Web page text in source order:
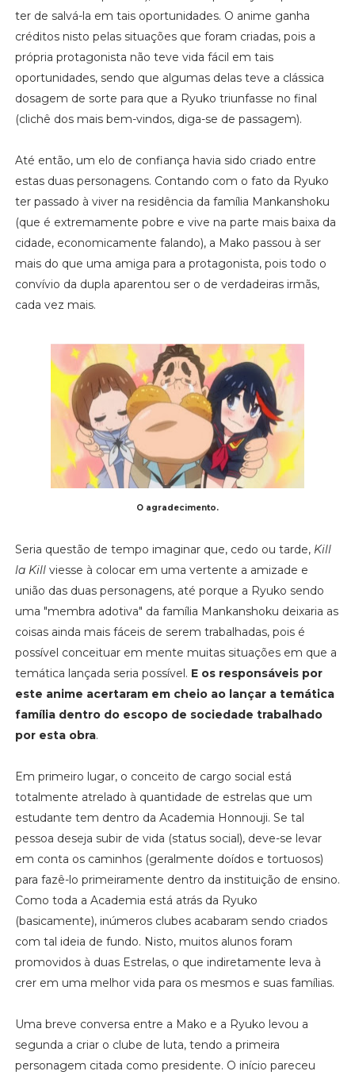
ter de salvá-la em tais oportunidades. O anime ganha
créditos nisto pelas situações que foram criadas, pois a
própria protagonista não teve vida fácil em tais
oportunidades, sendo que algumas delas teve a clássica
dosagem de sorte para que a Ryuko triunfasse no final
(clichê dos mais bem-vindos, diga-se de passagem).
Até então, um elo de confiança havia sido criado entre
estas duas personagens. Contando com o fato da Ryuko
ter passado à viver na residência da família Mankanshoku
(que é extremamente pobre e vive na parte mais baixa da
cidade, economicamente falando), a Mako passou à ser
mais do que uma amiga para a protagonista, pois todo o
convívio da dupla aparentou ser o de verdadeiras irmãs,
cada vez mais.
O agradecimento.
Seria questão de tempo imaginar que, cedo ou tarde, Kill
la Killviesse à colocar em uma vertente a amizade e
união das duas personagens, até porque a Ryuko sendo
uma "membra adotiva" da família Mankanshoku deixaria as
coisas ainda mais fáceis de serem trabalhadas, pois é
possível conceituar em mente muitas situações em que a
temática lançada seria possível. E os responsáveis por
este anime acertaram em cheio ao lançar a temática
família dentro do escopo de sociedade trabalhado
por esta obra.
Em primeiro lugar, o conceito de cargo social está
totalmente atrelado à quantidade de estrelas que um
estudante tem dentro da Academia Honnouji. Se tal
pessoa deseja subir de vida (status social), deve-se levar
em conta os caminhos (geralmente doídos e tortuosos)
para fazê-lo primeiramente dentro da instituição de ensino.
Como toda a Academia está atrás da Ryuko
(basicamente), inúmeros clubes acabaram sendo criados
com tal ideia de fundo. Nisto, muitos alunos foram
promovidos à duas Estrelas, o que indiretamente leva à
crer em uma melhor vida para os mesmos e suas famílias.
Uma breve conversa entre a Mako e a Ryuko levou a
segunda a criar o clube de luta, tendo a primeira
personagem citada como presidente. O início pareceu